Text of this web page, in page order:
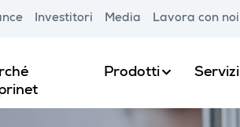
Investitori Media Lavora con noi
Prodotti Servizi